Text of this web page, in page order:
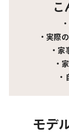
こ
・実際
・家
・
・
モデ